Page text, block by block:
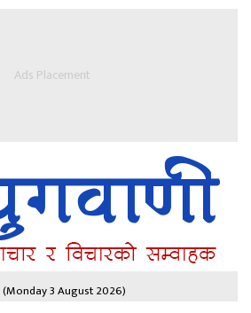
Ads Placement
(Monday 3 August 2026)